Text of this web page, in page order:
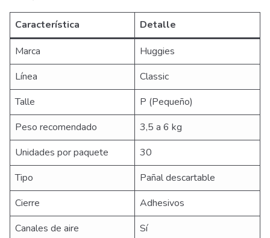
Característica
Detalle
Marca
Huggies
Línea
Classic
Talle
P (Pequeño)
Peso recomendado
3,5 a 6 kg
Unidades por paquete
30
Tipo
Pañal descartable
Cierre
Adhesivos
Canales de aire
Sí